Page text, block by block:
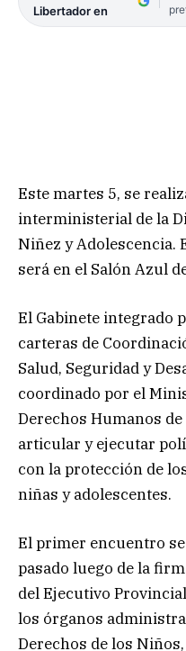
Libertador en
Este martes 5, se
interministerial de la
Niñez y Adolescencia.
será en el Salón Azul
El Gabinete integrado
carteras de
Salud, Seguridad y
coordinado por el
Derechos Humanos
articular y ejecutar
con la protección de
niñas y adolescentes.
El primer encuentro
pasado luego de la
del Ejecutivo
los órganos
Derechos de los